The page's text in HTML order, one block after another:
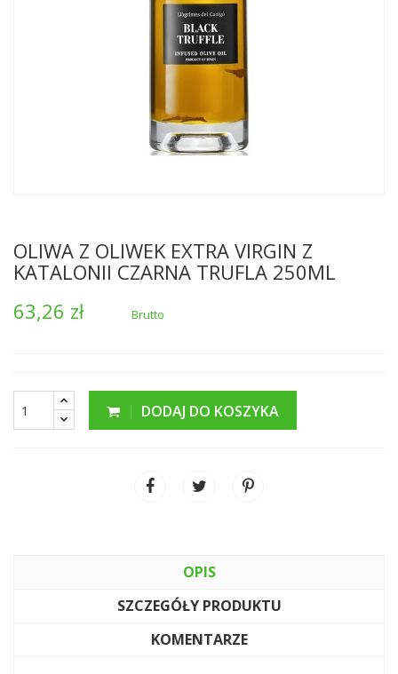
OLIWA Z OLIWEK EXTRA VIRGIN Z
KATALONII CZARNA TRUFLA 250ML
63,26 zł
Brutto
DODAJ DO KOSZYKA
OPIS
SZCZEGÓŁY PRODUKTU
KOMENTARZE